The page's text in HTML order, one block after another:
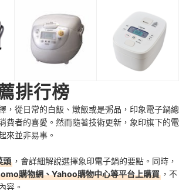
排行榜
，從日常的白飯、燉飯或是粥品，印象電子鍋總
費者的喜愛。然而隨著技術更新，象印旗下的電
來並非易事。
頭 ，會詳細解說選擇象印電子鍋的要點。同時，
購物網、Yahoo購物中心等平台上購買 ，不
容。